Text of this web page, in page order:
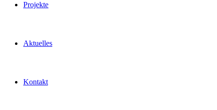
Projekte
Aktuelles
Kontakt